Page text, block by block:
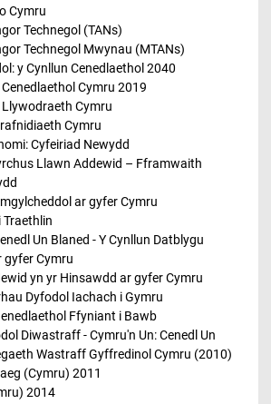
Cymru
Technegol (TANs)
Technegol Mwynau (MTANs)
y Cynllun Cenedlaethol 2040
Cymru 2019
Cymru
Cymru
Cyfeiriad Newydd
Llawn Addewid – Fframwaith
ar gyfer Cymru
Traethlin
Un Blaned - Y Cynllun Datblygu
gyfer Cymru
yn yr Hinsawdd ar gyfer Cymru
Dyfodol Iachach i Gymru
Ffyniant i Bawb
Diwastraff - Cymru'n Un: Cenedl Un
Wastraff Gyffredinol Cymru (2010)
(Cymru) 2011
2014